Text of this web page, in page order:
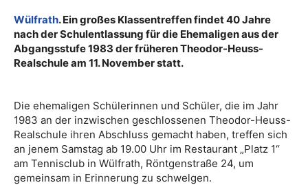
Wülfrath. Ein großes Klassentreffen findet 40 Jahre
nach der Schulentlassung für die Ehemaligen aus der
Abgangsstufe 1983 der früheren Theodor-Heuss-
Realschule am 11. November statt.
Die ehemaligen Schülerinnen und Schüler, die im Jahr
1983 an der inzwischen geschlossenen Theodor-Heuss-
Realschule ihren Abschluss gemacht haben, treffen sich
an jenem Samstag ab 19.00 Uhr im Restaurant „Platz 1“
am Tennisclub in Wülfrath, Röntgenstraße 24, um
gemeinsam in Erinnerung zu schwelgen.